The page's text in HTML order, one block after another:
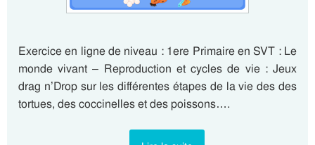
Exercice en ligne de niveau : 1ere Primaire en SVT : Le
monde vivant – Reproduction et cycles de vie : Jeux
drag n’Drop sur les différentes étapes de la vie des des
tortues, des coccinelles et des poissons….